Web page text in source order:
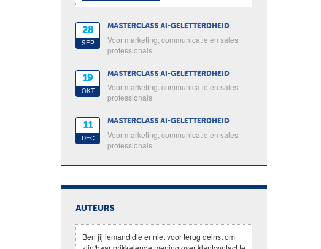
28
SEP
MASTERCLASS AI-GELETTERDHEID
Voor marketing, communicatie en sales
professionals
19
OKT
MASTERCLASS AI-GELETTERDHEID
Voor marketing, communicatie en sales
professionals
11
DEC
MASTERCLASS AI-GELETTERDHEID
Voor marketing, communicatie en sales
professionals
AUTEURS
Ben jij iemand die er niet voor terug deinst om